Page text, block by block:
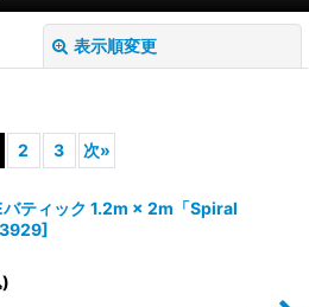
表示順変更
2 3 次»
バティック 1.2m × 2m「Spiral
]